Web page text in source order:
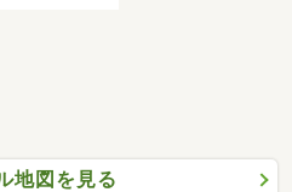
地図を見る